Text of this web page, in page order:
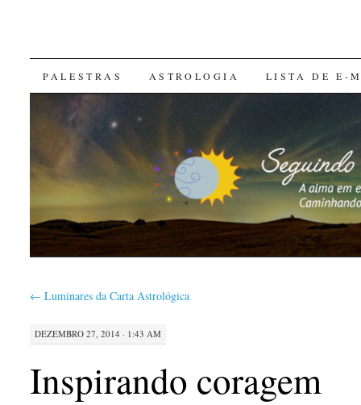
SKIP
CONTENT
PALESTRAS ASTROLOGIA LISTA DE E-
← Luminares da Carta Astrológica
DEZEMBRO 27, 2014 · 1:43 AM
Inspirando coragem